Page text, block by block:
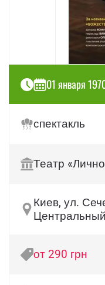
01 января
спектакль
Театр
Киев, ул.
от 290 грн